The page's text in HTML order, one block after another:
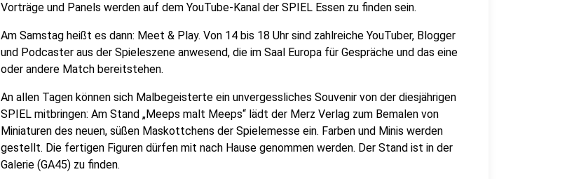
Vorträge und Panels werden auf dem YouTube-Kanal der SPIEL Essen zu finden sein.
Am Samstag heißt es dann: Meet & Play. Von 14 bis 18 Uhr sind zahlreiche YouTuber, Blogger
und Podcaster aus der Spieleszene anwesend, die im Saal Europa für Gespräche und das eine
oder andere Match bereitstehen.
An allen Tagen können sich Malbegeisterte ein unvergessliches Souvenir von der diesjährigen
SPIEL mitbringen: Am Stand „Meeps malt Meeps“ lädt der Merz Verlag zum Bemalen von
Miniaturen des neuen, süßen Maskottchens der Spielemesse ein. Farben und Minis werden
gestellt. Die fertigen Figuren dürfen mit nach Hause genommen werden. Der Stand ist in der
Galerie (GA45) zu finden.